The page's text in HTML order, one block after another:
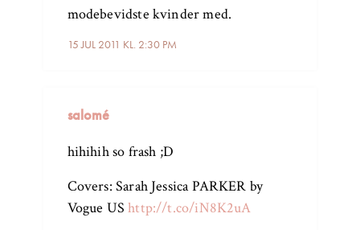
15 JUL 2011 KL. 2:30 PM
modebevidste kvinder med.
salomé
hihihih so frash ;D
Covers: Sarah Jessica PARKER by
Vogue UShttp://t.co/iN8K2uA